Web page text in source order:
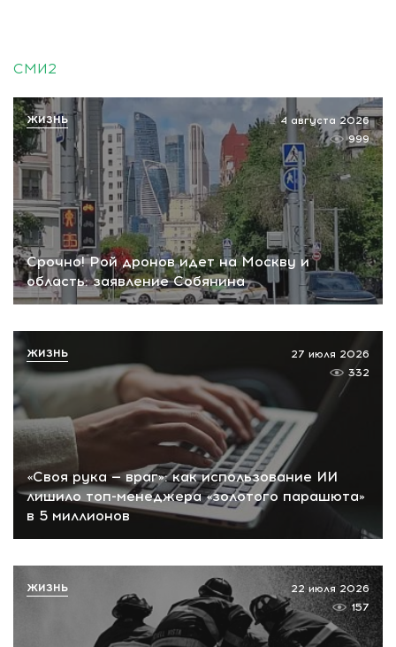
СМИ2
Срочно! Рой дронов идет на Москву и
область: заявление Собянина
4 августа 2026
999
ЖИЗНЬ
«Своя рука — враг»: как использование ИИ
лишило топ-менеджера «золотого парашюта»
в 5 миллионов
27 июля 2026
332
ЖИЗНЬ
22 июля 2026
157
ЖИЗНЬ